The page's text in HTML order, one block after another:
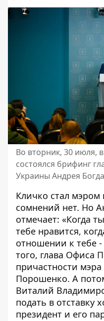
Во вторник, 30 июля,
состоялся брифинг
Украины Андрея
Кличко стал мэром
сомнений нет. Но
отмечает: «Когда
тебе нравится,
отношении к тебе
того, глава Офиса
причастности
Порошенко. А
Виталий
подать в отставку
президент и его